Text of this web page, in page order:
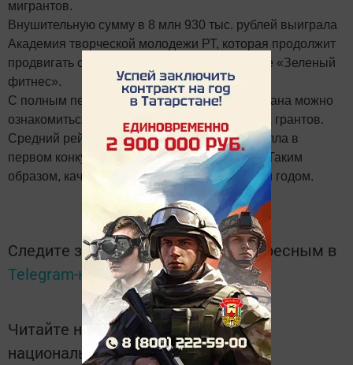
мигрантов.
Внушительную сумму в 8 млн 930 тыс. рублей выиграла
Академия творческой молодежи РТ, которая продолжит
продвигать социально-спортивное движение «Зеленый
фитнес».
С полным перечнем победителей из Татарстана можно
ознакомиться на
сайте Фонда президентских грантов.
Средний рейтинг проектов вырос с 49,34 балла в
первом конкурсе до 54,69 балла во втором. Таким
образом, качество проектов растет с каждым годом.
Следите за самым важным и интересным в
Telegram-каналеТатмедиа
Читайте новости Татарстана в
национальном мессенджере MАХ: